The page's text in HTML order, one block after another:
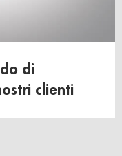
di
clienti